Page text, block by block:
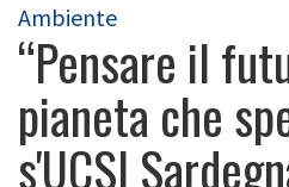
Ambiente
“Pensare il
pianeta che
s'UCSI